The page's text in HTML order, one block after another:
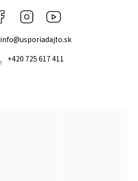
Facebook Instagram
info@usporiadajto.sk
+420 725 617 411